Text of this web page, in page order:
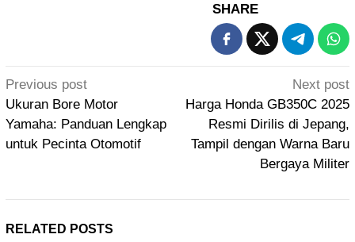
SHARE
Post
navigation
Previous post
Ukuran Bore Motor
Yamaha: Panduan Lengkap
untuk Pecinta Otomotif
Next post
Harga Honda GB350C 2025
Resmi Dirilis di Jepang,
Tampil dengan Warna Baru
Bergaya Militer
RELATED POSTS